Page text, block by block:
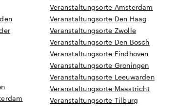
Veranstaltungsorte Amsterdam
Veranstaltungsorte Den Haag
Veranstaltungsorte Zwolle
Veranstaltungsorte Den Bosch
Veranstaltungsorte Eindhoven
Veranstaltungsorte Groningen
Veranstaltungsorte Leeuwarden
Veranstaltungsorte Maastricht
Veranstaltungsorte Tilburg